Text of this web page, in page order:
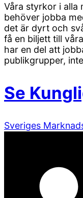
Våra styrkor i alla
behöver jobba
det är dyrt och
få en biljett till
har en del att
publikgrupper,
Se
Sveriges